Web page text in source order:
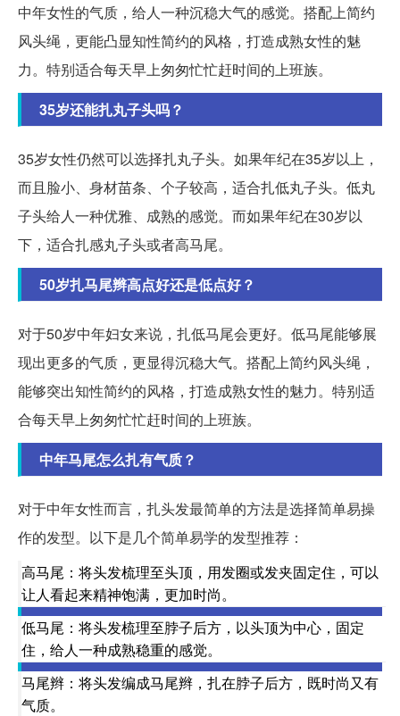
中年女性的气质，给人一种沉稳大气的感觉。搭配上简约
风头绳，更能凸显知性简约的风格，打造成熟女性的魅
力。特别适合每天早上匆匆忙忙赶时间的上班族。
35岁还能扎丸子头吗？
35岁女性仍然可以选择扎丸子头。如果年纪在35岁以上，
而且脸小、身材苗条、个子较高，适合扎低丸子头。低丸
子头给人一种优雅、成熟的感觉。而如果年纪在30岁以
下，适合扎感丸子头或者高马尾。
50岁扎马尾辫高点好还是低点好？
对于50岁中年妇女来说，扎低马尾会更好。低马尾能够展
现出更多的气质，更显得沉稳大气。搭配上简约风头绳，
能够突出知性简约的风格，打造成熟女性的魅力。特别适
合每天早上匆匆忙忙赶时间的上班族。
中年马尾怎么扎有气质？
对于中年女性而言，扎头发最简单的方法是选择简单易操
作的发型。以下是几个简单易学的发型推荐：
高马尾：将头发梳理至头顶，用发圈或发夹固定住，可以
让人看起来精神饱满，更加时尚。
低马尾：将头发梳理至脖子后方，以头顶为中心，固定
住，给人一种成熟稳重的感觉。
马尾辫：将头发编成马尾辫，扎在脖子后方，既时尚又有
气质。